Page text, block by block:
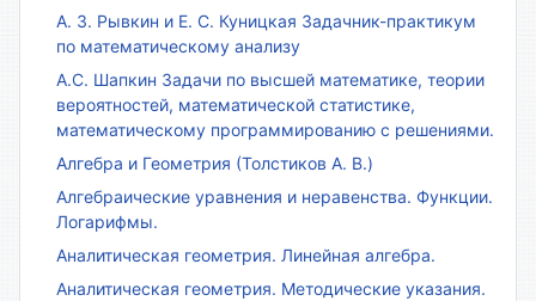
А. З. Рывкин и Е. С. Куницкая Задачник-практикум
по математическому анализу
А.С. Шапкин Задачи по высшей математике, теории
вероятностей, математической статистике,
математическому программированию с решениями.
Алгебра и Геометрия (Толстиков А. В.)
Алгебраические уравнения и неравенства. Функции.
Логарифмы.
Аналитическая геометрия. Линейная алгебра.
Аналитическая геометрия. Методические указания.